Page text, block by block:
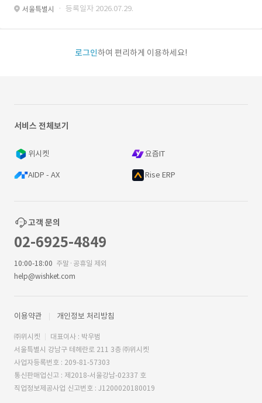
서울특별시 · 등록일자 2026.07.29.
로그인하여 편리하게 이용하세요!
서비스 전체보기
위시켓 요즘IT
AIDP - AX Rise ERP
고객 문의
02-6925-4849
10:00-18:00 주말·공휴일 제외
help@wishket.com
이용약관 개인정보 처리방침
㈜위시켓
대표이사 : 박우범
서울특별시 강남구 테헤란로 211 3층 ㈜위시켓
사업자등록번호 : 209-81-57303
통신판매업신고 : 제2018-서울강남-02337 호
직업정보제공사업 신고번호 : J1200020180019